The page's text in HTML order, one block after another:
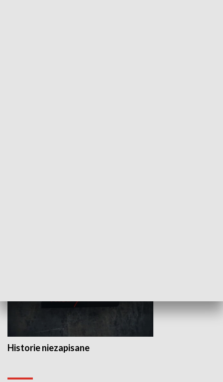
Historie niezapisane